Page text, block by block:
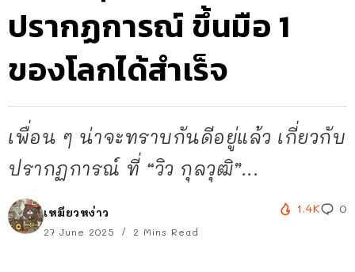
ปรากฏการณ์ ขึ้นมือ 1
ของโลกได้สำเร็จ
เพื่อน ๆ น่าจะทราบกันดีอยู่แล้ว เกี่ยวกับ
ปรากฏการณ์ ที่ “วิว กุลวุฒิ”...
เหมียวหง่าว
27 June 2025 2 Mins Read
1.4K 0